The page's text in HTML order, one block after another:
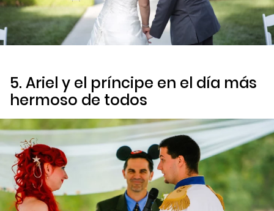
5. Ariel y el príncipe en el día más
hermoso de todos